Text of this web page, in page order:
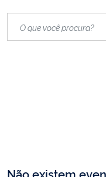
Não existem